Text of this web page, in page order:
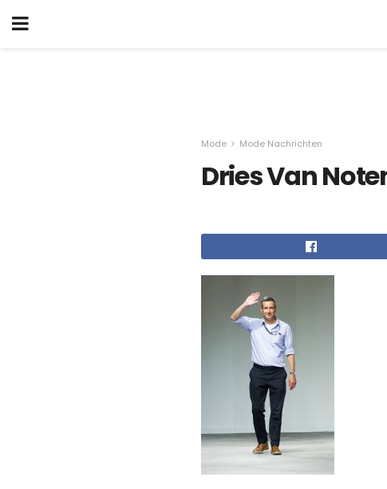
Mode Mode Nachrichten
Dries Van